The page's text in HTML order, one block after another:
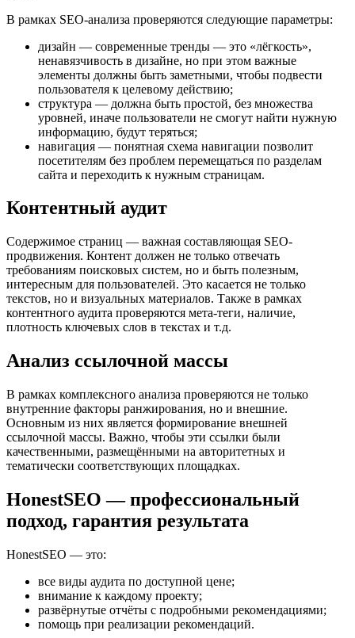
В рамках SEO-анализа проверяются следующие параметры:
дизайн — современные тренды — это «лёгкость»,
ненавязчивость в дизайне, но при этом важные
элементы должны быть заметными, чтобы подвести
пользователя к целевому действию;
структура — должна быть простой, без множества
уровней, иначе пользователи не смогут найти нужную
информацию, будут теряться;
навигация — понятная схема навигации позволит
посетителям без проблем перемещаться по разделам
сайта и переходить к нужным страницам.
Контентный аудит
Содержимое страниц — важная составляющая SEO-
продвижения. Контент должен не только отвечать
требованиям поисковых систем, но и быть полезным,
интересным для пользователей. Это касается не только
текстов, но и визуальных материалов. Также в рамках
контентного аудита проверяются мета-теги, наличие,
плотность ключевых слов в текстах и т.д.
Анализ ссылочной массы
В рамках комплексного анализа проверяются не только
внутренние факторы ранжирования, но и внешние.
Основным из них является формирование внешней
ссылочной массы. Важно, чтобы эти ссылки были
качественными, размещёнными на авторитетных и
тематически соответствующих площадках.
HonestSEO — профессиональный
подход, гарантия результата
HonestSEO — это:
все виды аудита по доступной цене;
внимание к каждому проекту;
развёрнутые отчёты с подробными рекомендациями;
помощь при реализации рекомендаций.